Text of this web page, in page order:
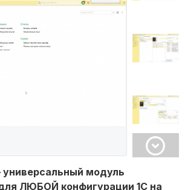
модуль
ЛЮБОЙ конфигурации 1С на